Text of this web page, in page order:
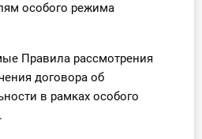
особого режима
Правила рассмотрения
договора об
в рамках особого